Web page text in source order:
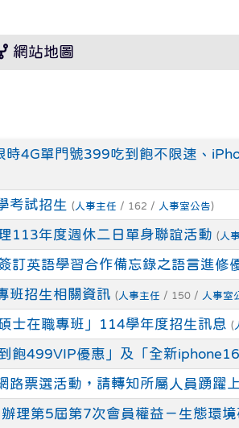
網站地圖
4G單門號399吃到飽不限速、
考試招生 ( 人事主任 / 162 / 人事室公告)
113年度週休二日單身聯誼活動 ( 人
訂英語學習合作備忘錄之語言進修
班招生相關資訊 ( 人事主任 / 150 / 人事室
士在職專班」114學年度招生訊息 (
飽499VIP優惠」及「全新
票選活動，請轉知所屬人員踴躍
理第5屆第7次會員權益－生態環境